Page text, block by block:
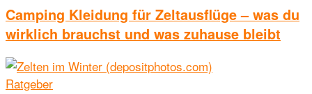
Camping Kleidung für Zeltausflüge – was du
wirklich brauchst und was zuhause bleibt
Ratgeber